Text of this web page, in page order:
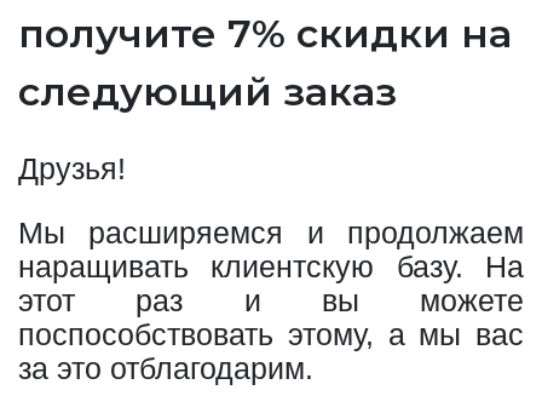
получите 7% скидки на
следующий заказ
Друзья!
Мы расширяемся и продолжаем
наращивать клиентскую базу. На
этот раз и вы можете
поспособствовать этому, а мы вас
за это отблагодарим.